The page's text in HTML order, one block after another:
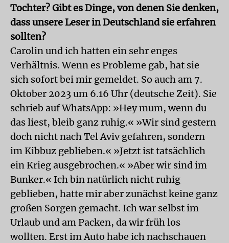
Tochter? Gibt es Dinge, von denen Sie denken,
dass unsere Leser in Deutschland sie erfahren
sollten?
Carolin und ich hatten ein sehr enges
Verhältnis. Wenn es Probleme gab, hat sie
sich sofort bei mir gemeldet. So auch am 7.
Oktober 2023 um 6.16 Uhr (deutsche Zeit). Sie
schrieb auf WhatsApp: »Hey mum, wenn du
das liest, bleib ganz ruhig.« »Wir sind gestern
doch nicht nach Tel Aviv gefahren, sondern
im Kibbuz geblieben.« »Jetzt ist tatsächlich
ein Krieg ausgebrochen.« »Aber wir sind im
Bunker.« Ich bin natürlich nicht ruhig
geblieben, hatte mir aber zunächst keine ganz
großen Sorgen gemacht. Ich war selbst im
Urlaub und am Packen, da wir früh los
wollten. Erst im Auto habe ich nachschauen